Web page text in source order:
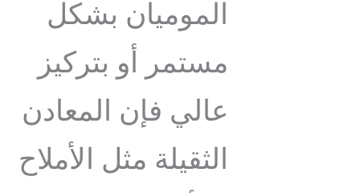
الموميان بشكل
مستمر أو بتركيز
عالي فإن المعادن
الثقيلة مثل الأملاح